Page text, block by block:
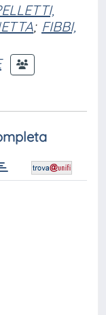
; FIBBI,